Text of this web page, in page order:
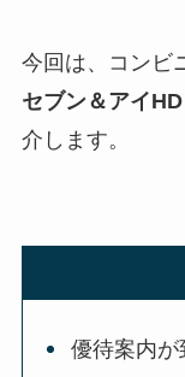
今回は、コンビ
セブン＆アイHD
介します。
優待案内が